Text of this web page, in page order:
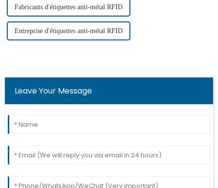
Fabricants d'étiquettes anti-métal RFID
Entreprise d'étiquettes anti-métal RFID
Leave Your Message